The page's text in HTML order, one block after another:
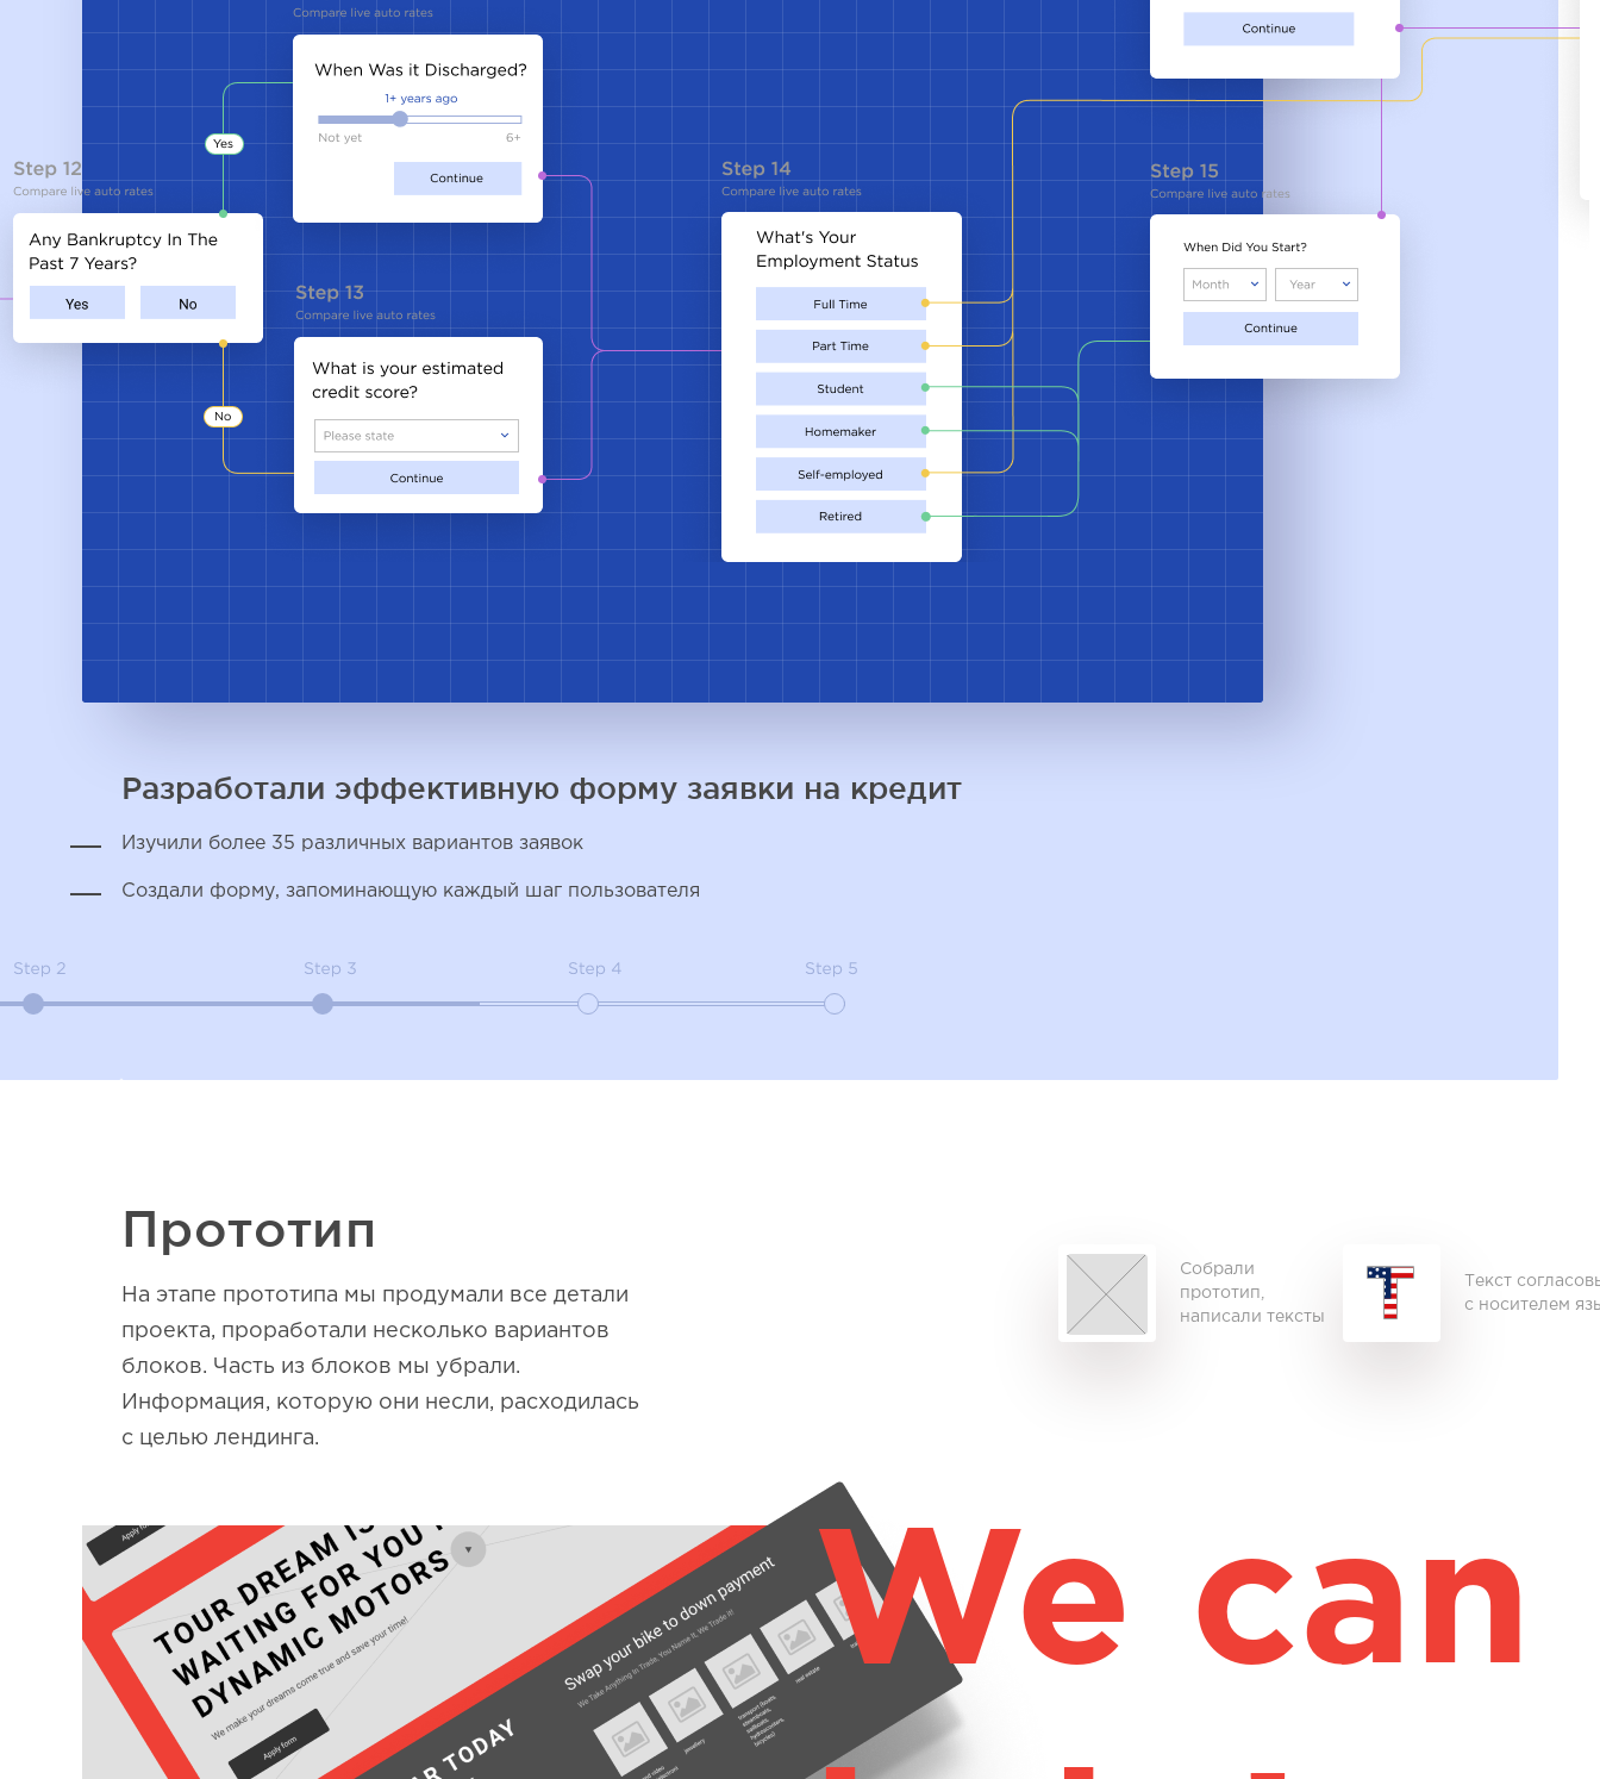
Разработали эффективную форму заявки на кредит
Изучили более 35 различных вариантов заявок
Создали форму, запоминающую каждый шаг пользователя
Прототип
На этапе прототипа мы продумали все детали
проекта, проработали несколько вариантов
блоков. Часть из блоков мы убрали.
Информация, которую они несли, расходилась
с целью лендинга.
Собрали
прототип,
написали тексты
Текст
с носителем
We can